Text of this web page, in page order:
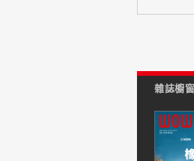
雜誌櫥窗